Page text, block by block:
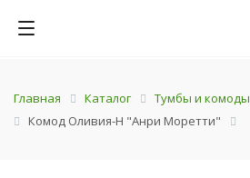
Главная Каталог
Тумбы и комоды
Комод Оливия-Н "Анри Моретти"